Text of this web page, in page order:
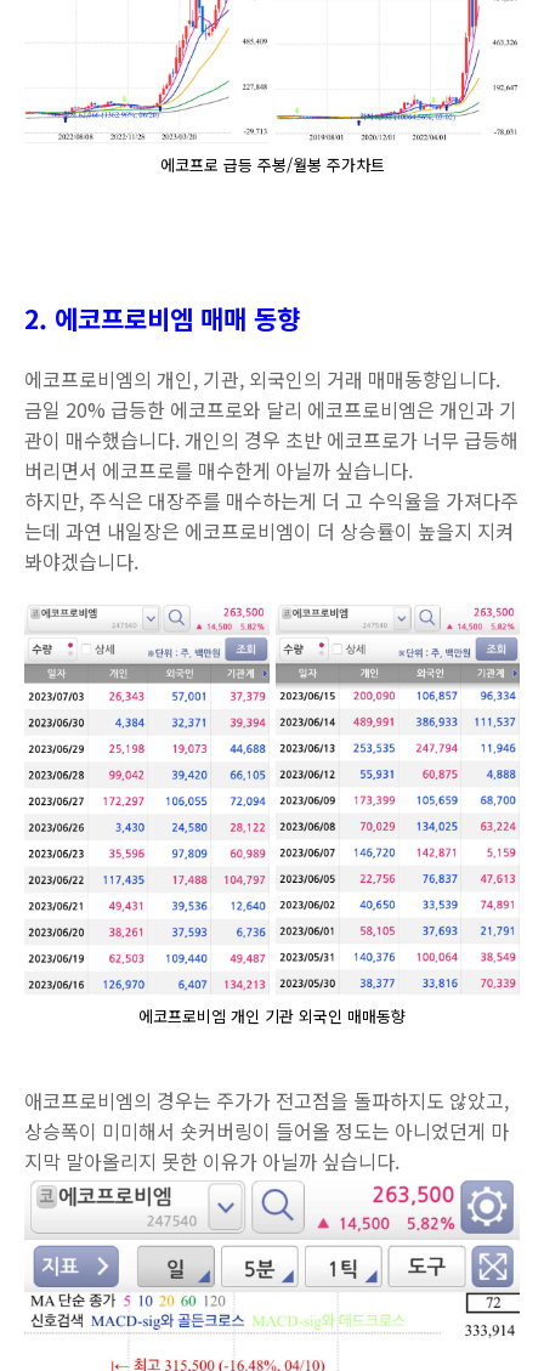
에코프로 급등 주봉/월봉 주가차트
2. 에코프로비엠 매매 동향
에코프로비엠의 개인, 기관, 외국인의 거래 매매동향입니다.
금일 20% 급등한 에코프로와 달리 에코프로비엠은 개인과 기
관이 매수했습니다. 개인의 경우 초반 에코프로가 너무 급등해
버리면서 에코프로를 매수한게 아닐까 싶습니다.
하지만, 주식은 대장주를 매수하는게 더 고 수익율을 가져다주
는데 과연 내일장은 에코프로비엠이 더 상승률이 높을지 지켜
봐야겠습니다.
에코프로비엠 개인 기관 외국인 매매동향
애코프로비엠의 경우는 주가가 전고점을 돌파하지도 않았고,
상승폭이 미미해서 숏커버링이 들어올 정도는 아니었던게 마
지막 말아올리지 못한 이유가 아닐까 싶습니다.